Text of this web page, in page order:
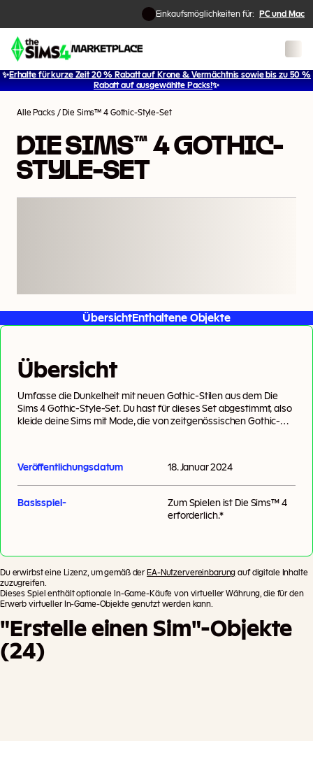
Einkaufsmöglichkeiten für: PC und Mac
✨Erhalte für kurze Zeit 20 % Rabatt auf Krone & Vermächtnis sowie bis zu 50 %
Rabatt auf ausgewählte Packs!✨
1/2
Alle Packs / Die Sims™ 4 Gothic-Style-Set
DIE SIMS™ 4 GOTHIC-
STYLE-SET
ÜbersichtEnthaltene Objekte
Übersicht
Umfasse die Dunkelheit mit neuen Gothic-Stilen aus dem Die
Sims 4 Gothic-Style-Set. Du hast für dieses Set abgestimmt, also
kleide deine Sims mit Mode, die von zeitgenössischen Gothic-
Gürteln, Schnallen, Bändern und Körpergurten Akzente. Deine
Sims leben ihre dunkle Seite mit Plateauschuhen und Silhouetten
aus, die perfekt für den Alltag, Partys oder jede andere Situation
geeignet sind, in denen sie auffallen wollen.
Veröffentlichungsdatum 18. Januar 2024
Basisspiel- Zum Spielen ist Die Sims™ 4
erforderlich.*
Du erwirbst eine Lizenz, um gemäß der EA-Nutzervereinbarung auf digitale Inhalte
zuzugreifen.
Dieses Spiel enthält optionale In-Game-Käufe von virtueller Währung, die für den
Erwerb virtueller In-Game-Objekte genutzt werden kann.
"Erstelle einen Sim"-Objekte
(24)